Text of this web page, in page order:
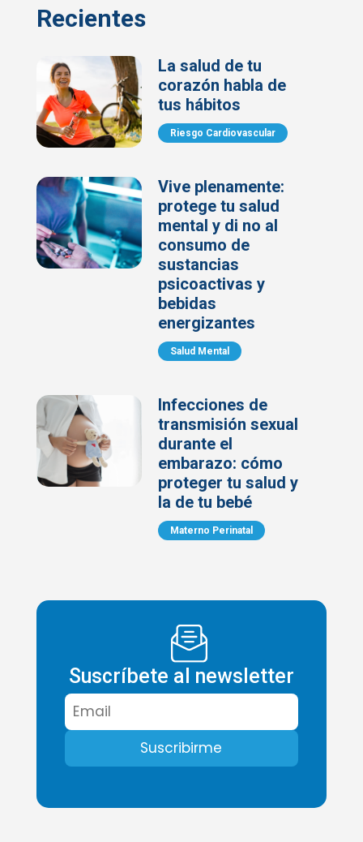
Recientes
La salud de tu
corazón habla de
tus hábitos
Riesgo Cardiovascular
Vive plenamente:
protege tu salud
mental y di no al
consumo de
sustancias
psicoactivas y
bebidas
energizantes
Salud Mental
Infecciones de
transmisión sexual
durante el
embarazo: cómo
proteger tu salud y
la de tu bebé
Materno Perinatal
Suscríbete al newsletter